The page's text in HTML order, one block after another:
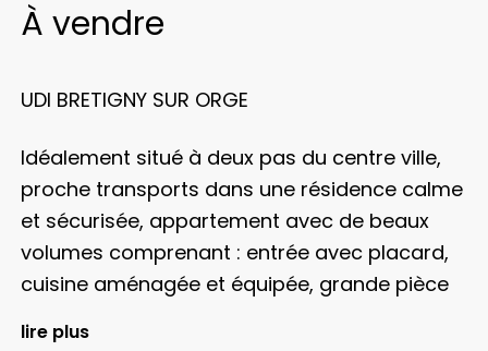
À vendre
UDI BRETIGNY SUR ORGE
Idéalement situé à deux pas du centre ville,
proche transports dans une résidence calme
et sécurisée, appartement avec de beaux
volumes comprenant : entrée avec placard,
cuisine aménagée et équipée, grande pièce
lire plus